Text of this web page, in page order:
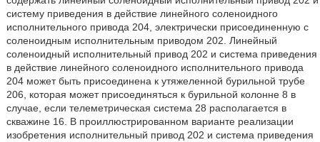
систему приведения в действие линейного соленоидного
исполнительного привода 204, электрически присоединенную с
соленоидным исполнительным приводом 202. Линейный
соленоидный исполнительный привод 202 и система приведения
в действие линейного соленоидного исполнительного привода
204 может быть присоединена к утяжеленной бурильной трубе
206, которая может присоединяться к бурильной колонне 8 в
случае, если телеметрическая система 28 располагается в
скважине 16. В проиллюстрированном варианте реализации
изобретения исполнительный привод 202 и система приведения